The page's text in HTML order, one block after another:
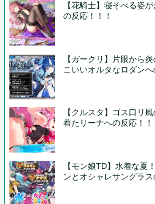
【花騎士】寝そべる姿
の反応！！！
【ガークリ】片眼から
こいいオルタなロダンへ
【クルスタ】ゴス口リ
着たリーナへの反応！！
【モン娘TD】水着な夏
ンとオシャレサングラ